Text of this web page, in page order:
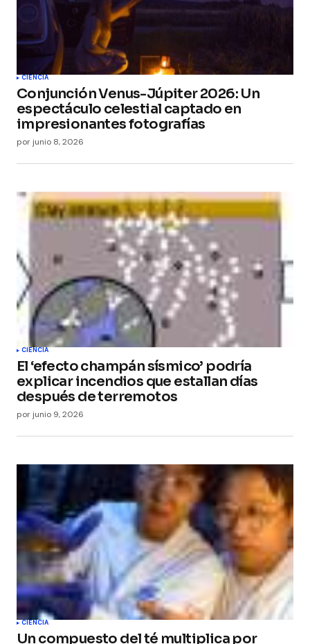
Guarda mi nombre, correo electrónico y web en
este navegador para la próxima vez que
comente.
Submit Comment
CIENCIA
Conjunción Venus-Júpiter 2026: Un
espectáculo celestial captado en
impresionantes fotografías
por junio 8, 2026
CIENCIA
El ‘efecto champán sísmico’ podría
explicar incendios que estallan días
después de terremotos
por junio 9, 2026
CIENCIA
Un compuesto del té multiplica por